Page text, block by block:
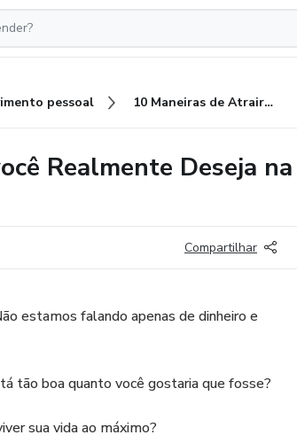
pessoal 10 Maneiras de Atrair as Coisas que você Realmente Deseja na sua Vida
Realmente Deseja na
Compartilhar
estamos falando apenas de dinheiro e
tão boa quanto você gostaria que fosse?
sua vida ao máximo?